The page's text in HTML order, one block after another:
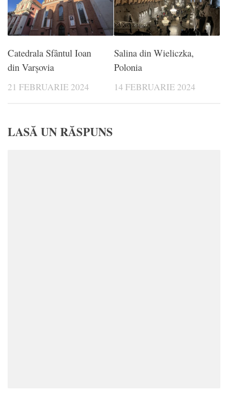
Catedrala Sfântul Ioan
din Varșovia
21 FEBRUARIE 2024
Salina din Wieliczka,
Polonia
14 FEBRUARIE 2024
LASĂ UN RĂSPUNS